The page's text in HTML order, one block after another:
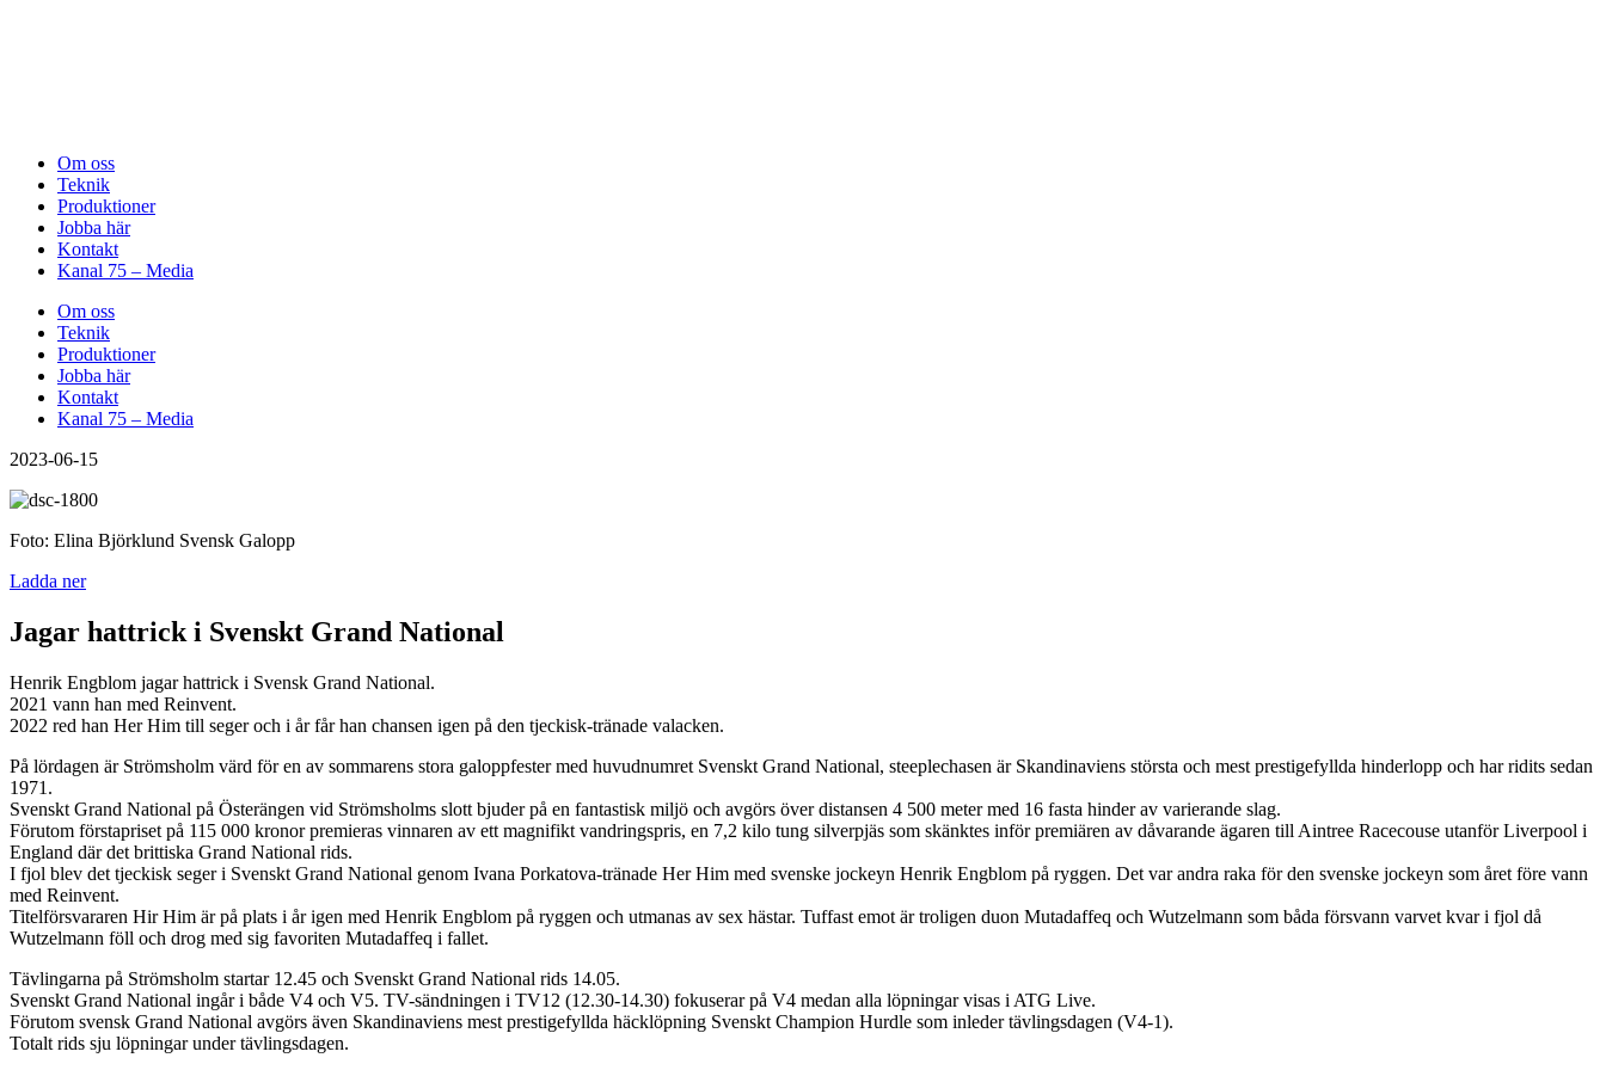
Om oss
Teknik
Produktioner
Jobba här
Kontakt
Kanal 75 – Media
Om oss
Teknik
Produktioner
Jobba här
Kontakt
Kanal 75 – Media
2023-06-15
Foto: Elina Björklund Svensk Galopp
Ladda ner
Jagar hattrick i Svenskt Grand National
Henrik Engblom jagar hattrick i Svensk Grand National.
2021 vann han med Reinvent.
2022 red han Her Him till seger och i år får han chansen igen på den tjeckisk-tränade valacken.
På lördagen är Strömsholm värd för en av sommarens stora galoppfester med huvudnumret Svenskt Grand National, steeplechasen är Skandinaviens största och mest prestigefyllda hinderlopp och har ridits sedan
1971.
Svenskt Grand National på Österängen vid Strömsholms slott bjuder på en fantastisk miljö och avgörs över distansen 4 500 meter med 16 fasta hinder av varierande slag.
Förutom förstapriset på 115 000 kronor premieras vinnaren av ett magnifikt vandringspris, en 7,2 kilo tung silverpjäs som skänktes inför premiären av dåvarande ägaren till Aintree Racecouse utanför Liverpool i
England där det brittiska Grand National rids.
I fjol blev det tjeckisk seger i Svenskt Grand National genom Ivana Porkatova-tränade Her Him med svenske jockeyn Henrik Engblom på ryggen. Det var andra raka för den svenske jockeyn som året före vann
med Reinvent.
Titelförsvararen Hir Him är på plats i år igen med Henrik Engblom på ryggen och utmanas av sex hästar. Tuffast emot är troligen duon Mutadaffeq och Wutzelmann som båda försvann varvet kvar i fjol då
Wutzelmann föll och drog med sig favoriten Mutadaffeq i fallet.
Tävlingarna på Strömsholm startar 12.45 och Svenskt Grand National rids 14.05.
Svenskt Grand National ingår i både V4 och V5. TV-sändningen i TV12 (12.30-14.30) fokuserar på V4 medan alla löpningar visas i ATG Live.
Förutom svensk Grand National avgörs även Skandinaviens mest prestigefyllda häcklöpning Svenskt Champion Hurdle som inleder tävlingsdagen (V4-1).
Totalt rids sju löpningar under tävlingsdagen.